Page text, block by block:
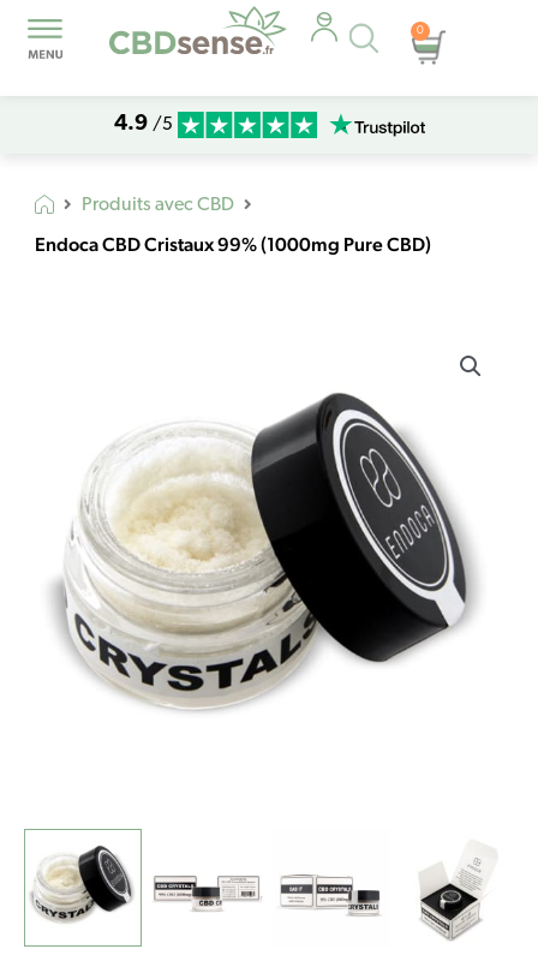
Recherche
de
produits
0
Panier
4.9 /5
Produits avec CBD
Endoca CBD Cristaux 99% (1000mg Pure CBD)
Cristaux
(1000mg
CBD)